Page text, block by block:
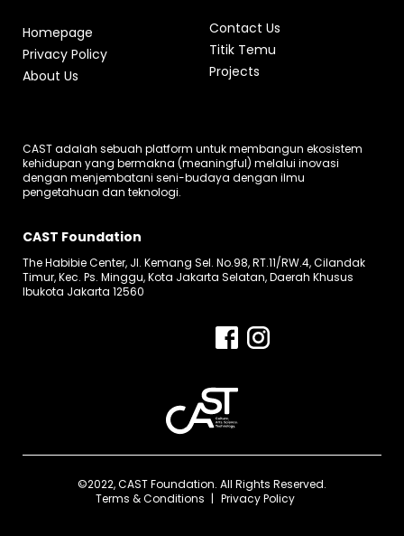
Homepage
Privacy Policy
About Us
Contact Us
Titik Temu
Projects
CAST adalah sebuah platform untuk membangun ekosistem
kehidupan yang bermakna (meaningful) melalui inovasi
dengan menjembatani seni-budaya dengan ilmu
pengetahuan dan teknologi.
CAST Foundation
The Habibie Center, Jl. Kemang Sel. No.98, RT.11/RW.4, Cilandak
Timur, Kec. Ps. Minggu, Kota Jakarta Selatan, Daerah Khusus
Ibukota Jakarta 12560
©2022, CAST Foundation. All Rights Reserved.
Terms & Conditions
Privacy Policy